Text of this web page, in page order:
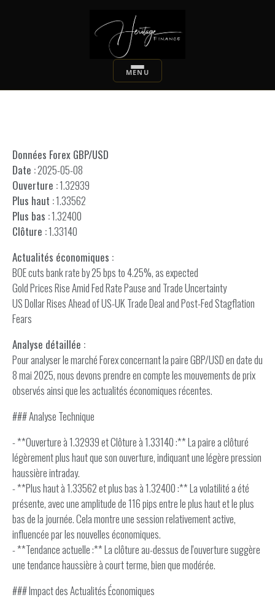
Données Forex GBP/USD
Date :2025-05-08
Ouverture :1.32939
Plus haut :1.33562
Plus bas :1.32400
Clôture :1.33140
Actualités économiques :
BOE cuts bank rate by 25 bps to 4.25%, as expected
Gold Prices Rise Amid Fed Rate Pause and Trade Uncertainty
US Dollar Rises Ahead of US-UK Trade Deal and Post-Fed Stagflation
Fears
Analyse détaillée :
Pour analyser le marché Forex concernant la paire GBP/USD en date du
8 mai 2025, nous devons prendre en compte les mouvements de prix
observés ainsi que les actualités économiques récentes.
### Analyse Technique
- **Ouverture à 1.32939 et Clôture à 1.33140 :** La paire a clôturé
légèrement plus haut que son ouverture, indiquant une légère pression
haussière intraday.
- **Plus haut à 1.33562 et plus bas à 1.32400 :** La volatilité a été
présente, avec une amplitude de 116 pips entre le plus haut et le plus
bas de la journée. Cela montre une session relativement active,
influencée par les nouvelles économiques.
- **Tendance actuelle :** La clôture au-dessus de l'ouverture suggère
une tendance haussière à court terme, bien que modérée.
### Impact des Actualités Économiques